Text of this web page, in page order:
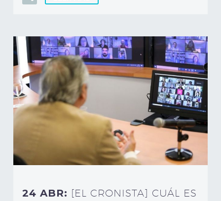
24 ABR: [EL CRONISTA] CUÁL ES